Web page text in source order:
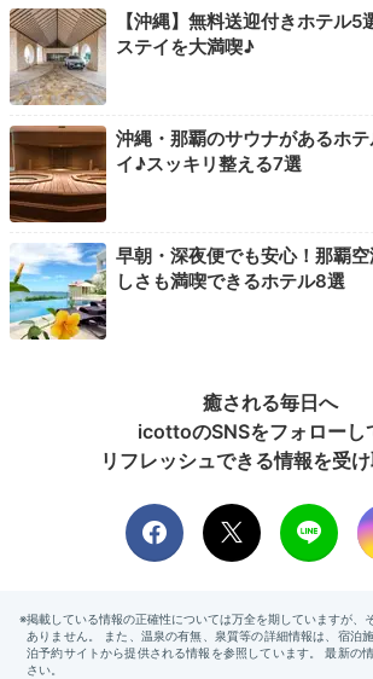
朝日がきらめく
プールで気分爽快
朝8時からオープンしている「シースル
日が水面に反射してキラキラきれいな空
ょう。リゾートホテルならではの贅沢な
少し冷えたら身体を温めるジャグジーへ
Breakfast
09:00
【沖縄】無料送迎付きホテル5
ステイを大満喫♪
沖縄・那覇のサウナがあるホ
イ♪スッキリ整える7選
早朝・深夜便でも安心！那覇
しさも満喫できるホテル8選
癒される毎日へ
icottoのSNSをフォローし
リフレッシュできる情報を受